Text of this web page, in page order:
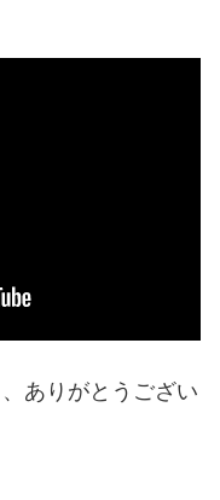
ありがとうござい